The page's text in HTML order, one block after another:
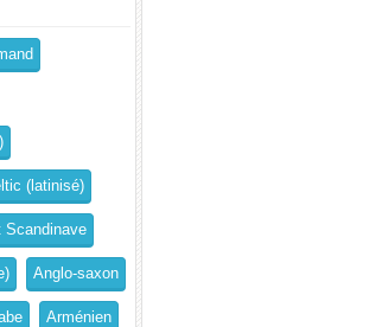
(latinisé)
Scandinave
Anglo-saxon
Arménien